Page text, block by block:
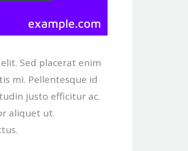
Sed placerat enim
mi. Pellentesque id
justo efficitur ac.
aliquet ut.